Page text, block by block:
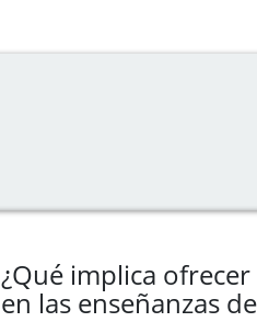
¿Qué implica
en las enseñanzas de